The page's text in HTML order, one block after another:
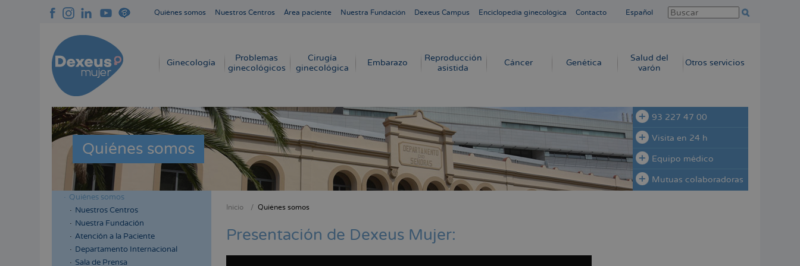
Quiénes somos Nuestros Centros Área paciente Nuestra Fundación Dexeus Campus Enciclopedia ginecológica Contacto Español
Navegación
Ginecología
Problemas
ginecológicos
Cirugía
ginecológica
Embarazo
Reproducción
asistida
Cáncer Genética
Salud del
varón
Otros servicios
Quiénes somos
93 227 47 00
Visita en 24 h
Equipo médico
Mutuas colaboradoras
Menú
lateral
cabecera
Quiénes somos
Nuestros Centros
Nuestra Fundación
Atención a la Paciente
Departamento Internacional
Sala de Prensa
enlaces
Inicio Quiénes somos
Presentación de Dexeus Mujer: